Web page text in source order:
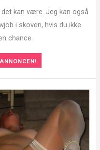
det kan være. Jeg kan også
i skoven, hvis du ikke
chance.